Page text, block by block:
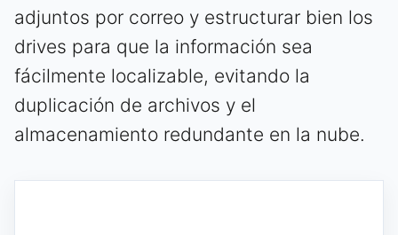
adjuntos por correo y estructurar bien los
drives para que la información sea
fácilmente localizable, evitando la
duplicación de archivos y el
almacenamiento redundante en la nube.